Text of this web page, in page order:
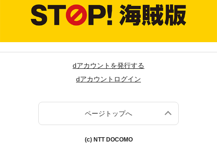
dアカウントを発行する
dアカウントログイン
ページトップへ
(c) NTT DOCOMO